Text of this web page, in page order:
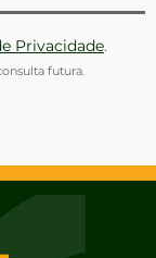
Privacidade.
futura.